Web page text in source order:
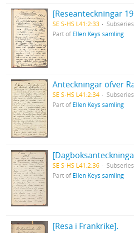
SE S-HS L41:2:33
Subseries
Part ofEllen Keys samling
SE S-HS L41:2:34
Subseries
Part ofEllen Keys samling
SE S-HS L41:2:36
Subseries
Part ofEllen Keys samling
[Resa i Frankrike].